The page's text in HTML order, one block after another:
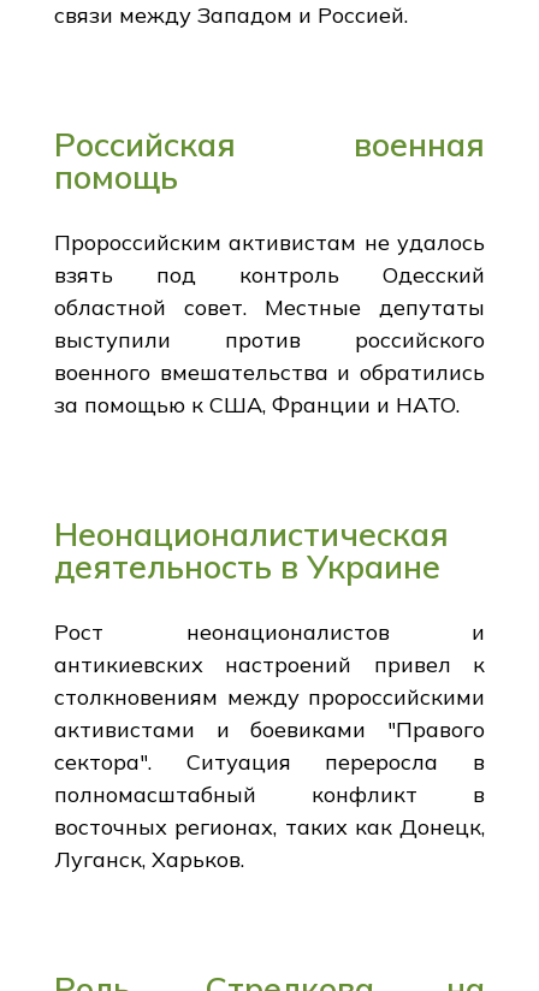
связи между Западом и Россией.
Российская военная
помощь
Пророссийским активистам не удалось
взять под контроль Одесский
областной совет. Местные депутаты
выступили против российского
военного вмешательства и обратились
за помощью к США, Франции и НАТО.
Неонационалистическая
деятельность в Украине
Рост неонационалистов и
антикиевских настроений привел к
столкновениям между пророссийскими
активистами и боевиками "Правого
сектора". Ситуация переросла в
полномасштабный конфликт в
восточных регионах, таких как Донецк,
Луганск, Харьков.